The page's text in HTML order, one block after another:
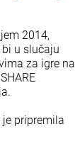
2014,
u slučaju
za igre na
pripremila